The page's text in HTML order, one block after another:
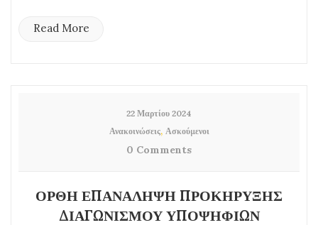
Read More
22 Μαρτίου 2024
Ανακοινώσεις, Ασκούμενοι
0 Comments
ΟΡΘΗ ΕΠΑΝΑΛΗΨΗ ΠΡΟΚΗΡΥΞΗΣ
ΔΙΑΓΩΝΙΣΜΟΥ ΥΠΟΨΗΦΙΩΝ